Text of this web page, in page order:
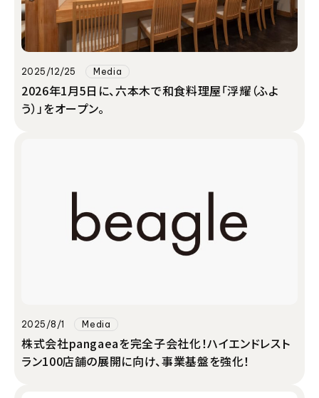
2025/12/25 Media
2026年1月5日に、六本木で和食料理屋「浮耀（ふよ
う）」をオープン。
2025/8/1 Media
株式会社pangaeaを完全子会社化！ハイエンドレスト
ラン100店舗の展開に向け、事業基盤を強化！